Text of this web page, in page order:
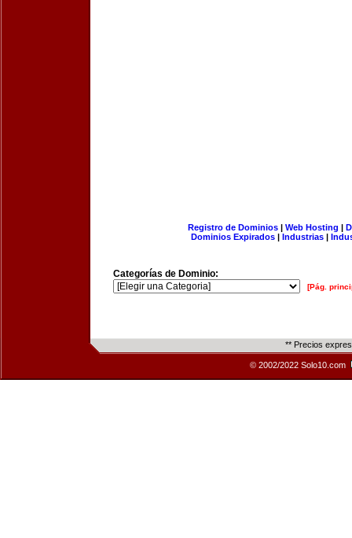
Registro de Dominios| Web Hosting |
Dominios Expirados | Industrias |
Categorías de Dominio:
[Pág.
** Precios
© 2002/2022 Solo10.com